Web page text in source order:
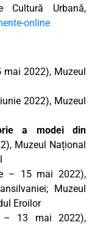
Cultură Urbană,
online
mai 2022), Muzeul
2022), Muzeul
a modei din
Muzeul Național
– 15 mai 2022),
Muzeul
Eroilor
13 mai 2022),